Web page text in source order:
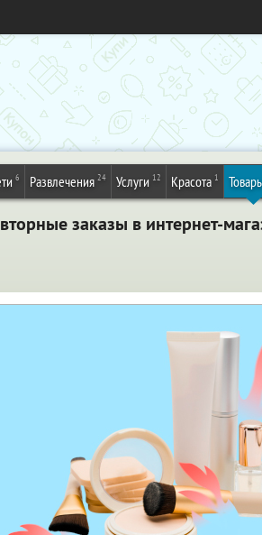
6 Развлечения 24 Услуги 12 Красота 1
заказы в интернет-